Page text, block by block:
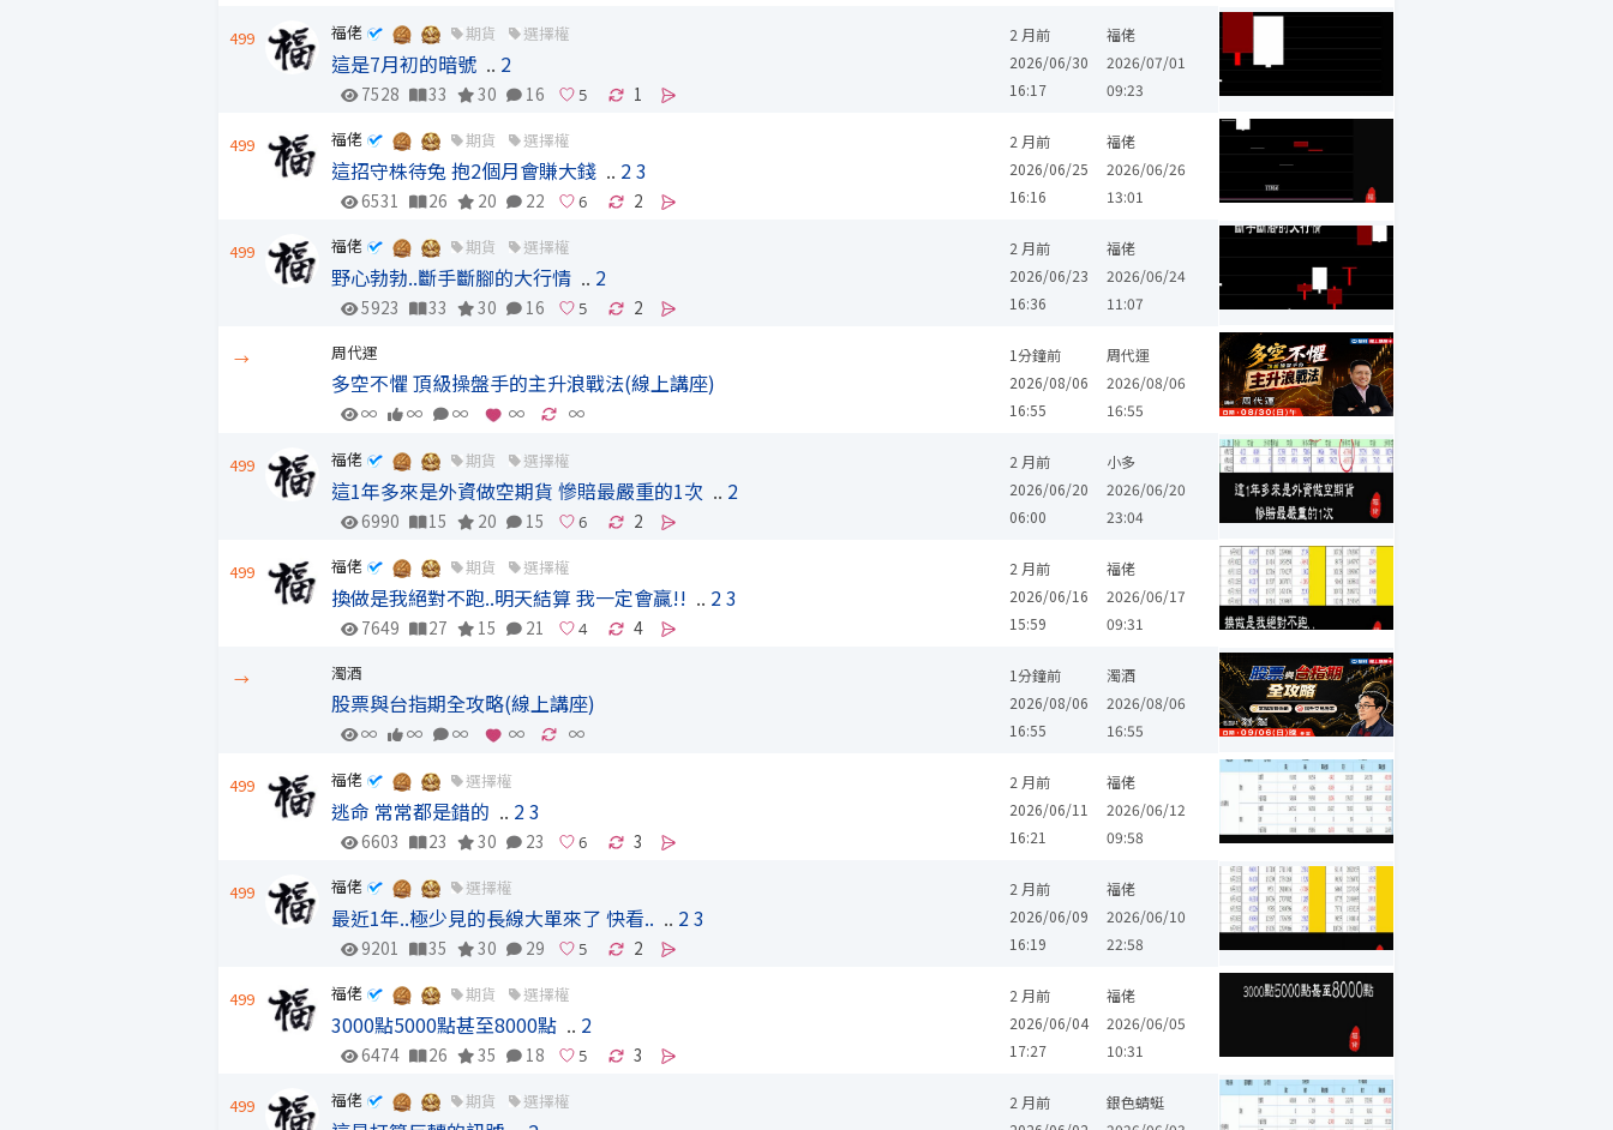
499 福佬 期貨 選擇權
2 月前
2026/06/30
16:17
這是7月初的暗號 .. 2
7528 33 30 16 1
福佬
2026/07/01
09:23
499 福佬 期貨 選擇權
2 月前
2026/06/25
16:16
這招守株待兔 抱2個月會賺大錢 .. 23
6531 26 20 22 2
福佬
2026/06/26
13:01
499 福佬 期貨 選擇權
2 月前
2026/06/23
16:36
野心勃勃..斷手斷腳的大行情 .. 2
5923 33 30 16 2
福佬
2026/06/24
11:07
→ 周代運
1分鐘前
2026/08/06
16:55
多空不懼 頂級操盤手的主升浪戰法(線上講座)
∞ ∞ ∞ ∞ ∞
周代運
2026/08/06
16:55
499 福佬 期貨 選擇權
2 月前
2026/06/20
06:00
這1年多來是外資做空期貨 慘賠最嚴重的1次 .. 2
6990 15 20 15 2
小多
2026/06/20
23:04
499 福佬 期貨 選擇權
2 月前
2026/06/16
15:59
換做是我絕對不跑..明天結算 我一定會贏!! .. 23
7649 27 15 21 4
福佬
2026/06/17
09:31
→ 濁酒
1分鐘前
2026/08/06
16:55
股票與台指期全攻略(線上講座)
∞ ∞ ∞ ∞ ∞
濁酒
2026/08/06
16:55
499 福佬 選擇權
2 月前
2026/06/11
16:21
逃命 常常都是錯的 .. 23
6603 23 30 23 3
福佬
2026/06/12
09:58
499 福佬 選擇權
2 月前
2026/06/09
16:19
最近1年..極少見的長線大單來了 快看.. .. 23
9201 35 30 29 2
福佬
2026/06/10
22:58
499 福佬 期貨 選擇權
2 月前
2026/06/04
17:27
3000點5000點甚至8000點 .. 2
6474 26 35 18 3
福佬
2026/06/05
10:31
499 福佬 期貨 選擇權
2 月前
銀色蜻蜓